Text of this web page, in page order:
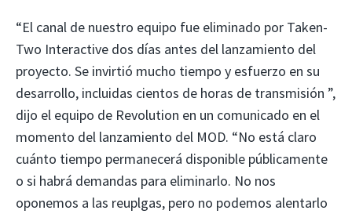
“El canal de nuestro equipo fue eliminado por Taken-
Two Interactive dos días antes del lanzamiento del
proyecto. Se invirtió mucho tiempo y esfuerzo en su
desarrollo, incluidas cientos de horas de transmisión ”,
dijo el equipo de Revolution en un comunicado en el
momento del lanzamiento del MOD. “No está claro
cuánto tiempo permanecerá disponible públicamente
o si habrá demandas para eliminarlo. No nos
oponemos a las reuplgas, pero no podemos alentarlo